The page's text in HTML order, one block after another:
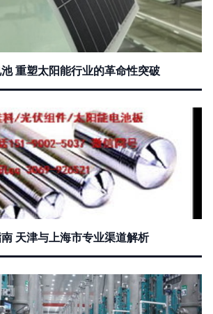
重塑太阳能行业的革命性突破
天津与上海市专业渠道解析